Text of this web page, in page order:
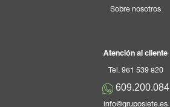
Sobre nosotros
Atención al cliente
Tel. 961 539 820
609.200.084
info@gruposiete.es